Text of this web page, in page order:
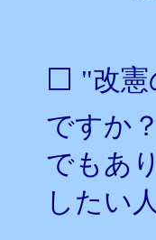
⬜️ "改
ですか
でもあ
したい